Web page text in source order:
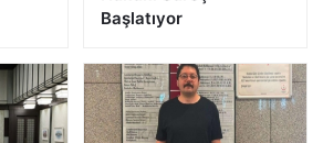
Başlatıyor